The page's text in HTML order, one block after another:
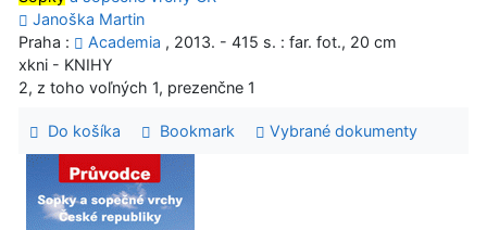
Janoška Martin
Praha :
Academia , 2013. - 415 s. : far. fot., 20 cm
xkni - KNIHY
2, z toho voľných 1, prezenčne 1
Do košíka Bookmark Vybrané dokumenty